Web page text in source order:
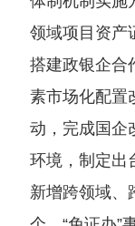
领域项目资产
搭建政银企合
素市场化配置
动，完成国企
环境，制定出
新增跨领域、